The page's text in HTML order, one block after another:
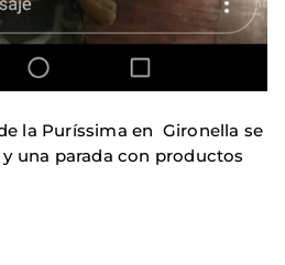
la Puríssima en Gironella se
una parada con productos